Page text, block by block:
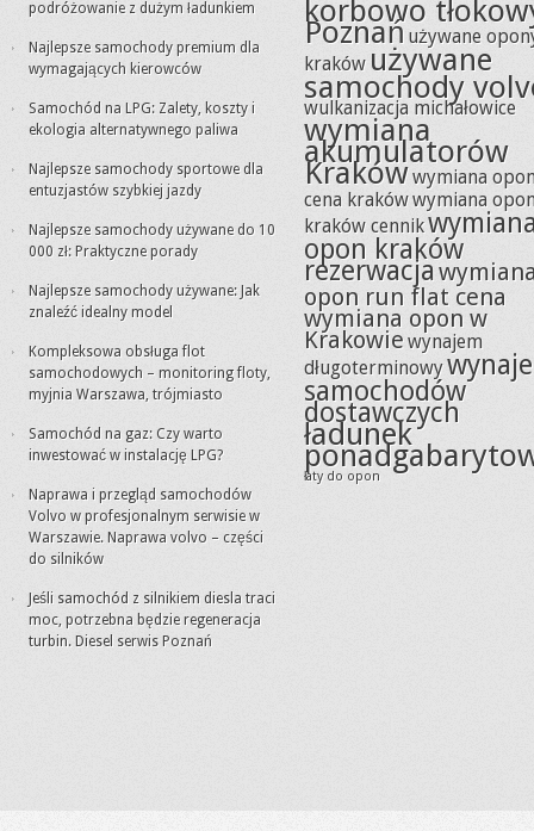
podróżowanie z dużym ładunkiem
Najlepsze samochody premium dla
wymagających kierowców
Samochód na LPG: Zalety, koszty i
ekologia alternatywnego paliwa
Najlepsze samochody sportowe dla
entuzjastów szybkiej jazdy
Najlepsze samochody używane do 10
000 zł: Praktyczne porady
Najlepsze samochody używane: Jak
znaleźć idealny model
Kompleksowa obsługa flot
samochodowych – monitoring floty,
myjnia Warszawa, trójmiasto
Samochód na gaz: Czy warto
inwestować w instalację LPG?
Naprawa i przegląd samochodów
Volvo w profesjonalnym serwisie w
Warszawie. Naprawa volvo – części
do silników
Jeśli samochód z silnikiem diesla traci
moc, potrzebna będzie regeneracja
turbin. Diesel serwis Poznań
korbowo
Poznań używane
kraków używane
samochody
wulkanizacja michałowice
wymiana
akumulatorów
Krakówwymiana
cena krakówwymiana
kraków cennik
opon kraków
rezerwacja
opon run flat cena
wymiana opon w
Krakowiewynajem
długoterminowy
samochodów
dostawczych
ładunek
łaty do opon